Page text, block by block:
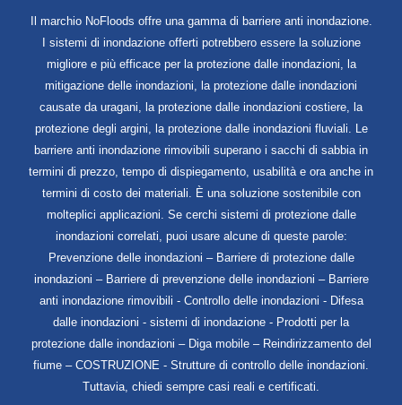
Il marchio NoFloods offre una gamma di barriere anti inondazione.
I sistemi di inondazione offerti potrebbero essere la soluzione
migliore e più efficace per la protezione dalle inondazioni, la
mitigazione delle inondazioni, la protezione dalle inondazioni
causate da uragani, la protezione dalle inondazioni costiere, la
protezione degli argini, la protezione dalle inondazioni fluviali. Le
barriere anti inondazione rimovibili superano i sacchi di sabbia in
termini di prezzo, tempo di dispiegamento, usabilità e ora anche in
termini di costo dei materiali. È una soluzione sostenibile con
molteplici applicazioni. Se cerchi sistemi di protezione dalle
inondazioni correlati, puoi usare alcune di queste parole:
Prevenzione delle inondazioni – Barriere di protezione dalle
inondazioni – Barriere di prevenzione delle inondazioni – Barriere
anti inondazione rimovibili - Controllo delle inondazioni - Difesa
dalle inondazioni - sistemi di inondazione - Prodotti per la
protezione dalle inondazioni – Diga mobile – Reindirizzamento del
fiume – COSTRUZIONE - Strutture di controllo delle inondazioni.
Tuttavia, chiedi sempre casi reali e certificati.